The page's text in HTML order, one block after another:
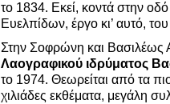
το 1834. Εκεί, κοντά στην
Ευελπίδων, έργο κι’ αυτό,
Στην Σοφρώνη και Βασιλέως
Λαογραφικού ιδρύματος
το 1974. Θεωρείται από τα
χιλιάδες εκθέματα, μεγάλη